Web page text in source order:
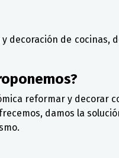
decoración de
reformar y decorar
damos la